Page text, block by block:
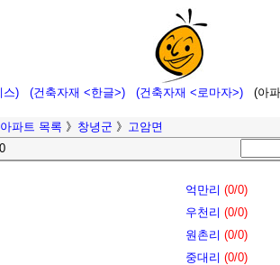
스) (건축자재 <한글>) (건축자재 <로마자>) (아
파트 목록 》 창녕군 》 고암면
억만리 (0/0)
우천리 (0/0)
원촌리 (0/0)
중대리 (0/0)